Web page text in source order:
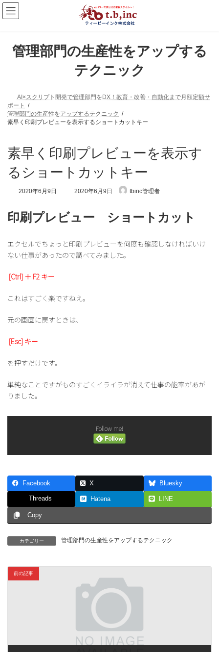
コ
ン
テ
ナ
ビ
ゲ
管理部門の生産性をアップする
テクニック
AI×スクリプト開発で管理部門をDX！教育・改善・自動化まで月額定額サ
ポート
管理部門の生産性をアップするテクニック
素早く印刷プレビューを表示するショートカットキー
素早く印刷プレビューを表示す
るショートカットキー
2020年6月9日
最
日
2020年6月9日 tbinc管理者
印刷プレビュー ショートカット
エクセルでちょっと印刷プレビューを何度も確認しなければいけ
ない仕事があったので調べてみました。
[Ctrl] ＋ F2 キー
これはすごく楽ですねえ。
元の画面に戻すときは、
[Esc] キー
を押すだけです。
単純なことですがものすごくイライラが消えて仕事の能率があが
りました。
Follow me!
Facebook X Bluesky
Threads Hatena LINE
Copy
カテゴリー 管理部門の生産性をアップするテクニック
前の記事